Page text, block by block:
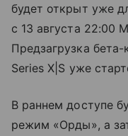
будет открыт уже
с 13 августа 22:00
Предзагрузка
Series X|S уже
В раннем доступе
режим «Орды», а